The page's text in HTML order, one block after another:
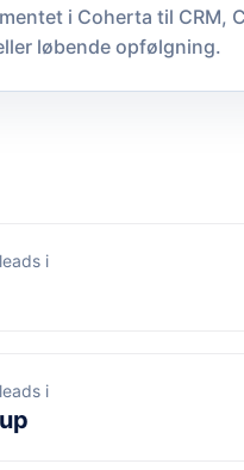
i Coherta til CRM,
løbende opfølgning.
i
i